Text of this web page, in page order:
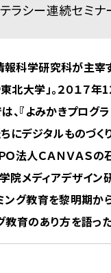
ラシー連続セミナ
科学研究科が主宰
北大学」。２０１７
、『よみかきプログ
ちにデジタルものづ
Ｏ法人ＣＡＮＶＡＳ
院メディアデザイン
ング教育を黎明期か
教育のあり方を語った